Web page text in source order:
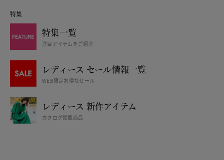
特集
特集一覧
注目アイテムをご紹介
レディース セール情報一覧
WEB限定お得なセール
レディース 新作アイテム
カタログ掲載商品